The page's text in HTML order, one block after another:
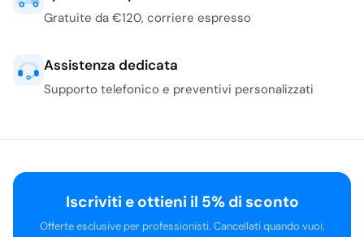
Gratuite da €120, corriere espresso
Assistenza dedicata
Supporto telefonico e preventivi personalizzati
Iscriviti e ottieni il 5% di sconto
Offerte esclusive per professionisti. Cancellati quando vuoi.